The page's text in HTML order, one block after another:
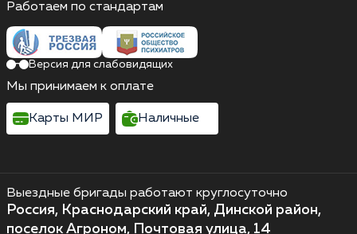
Выездные бригады работают круглосуточно
Россия, Краснодарский край, Динской район,
поселок Агроном, Почтовая улица, 14
Работаем по стандартам
Версия для слабовидящих
Мы принимаем к оплате
Карты МИР Наличные